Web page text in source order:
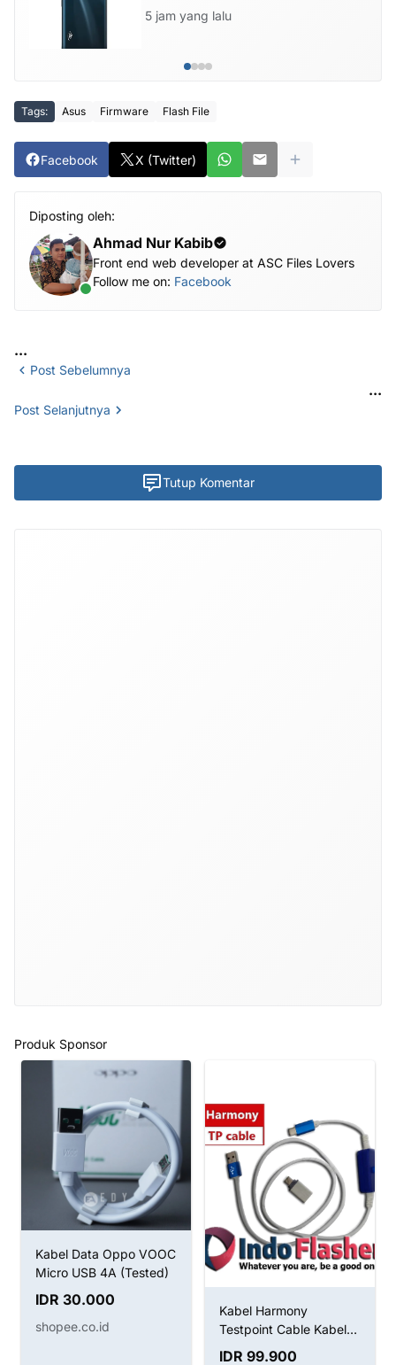
5 jam yang lalu
Tags: Asus Firmware Flash File
Facebook X (Twitter)
Diposting oleh:
Ahmad Nur Kabib
Front end web developer at ASC Files Lovers
Follow me on: Facebook
...
Post Sebelumnya
...
Post Selanjutnya
Tutup Komentar
Produk Sponsor
Kabel Harmony
Testpoint Cable Kabel
KUAS LEMBUT - KUAS
KAWAT ANTI-STATIC
BRUSH SUNSHINE SS-
022B 2IN1
shopee.co.id